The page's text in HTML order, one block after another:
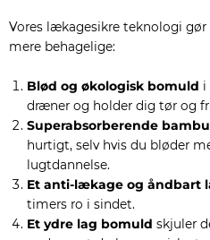
Vores lækagesikre teknologi gør
mere behagelige:
Blød og økologisk bomuld i
dræner og holder dig tør og
Superabsorberende
hurtigt, selv hvis du bløder
lugtdannelse.
Et anti-lækage og åndbart
timers ro i sindet.
Et ydre lag bomuld skjuler